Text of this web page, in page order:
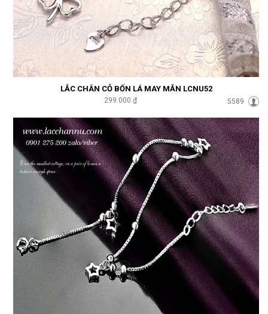
LẮC CHÂN CỎ BỐN LÁ MAY MẮN LCNU52
299.000 ₫ 5589